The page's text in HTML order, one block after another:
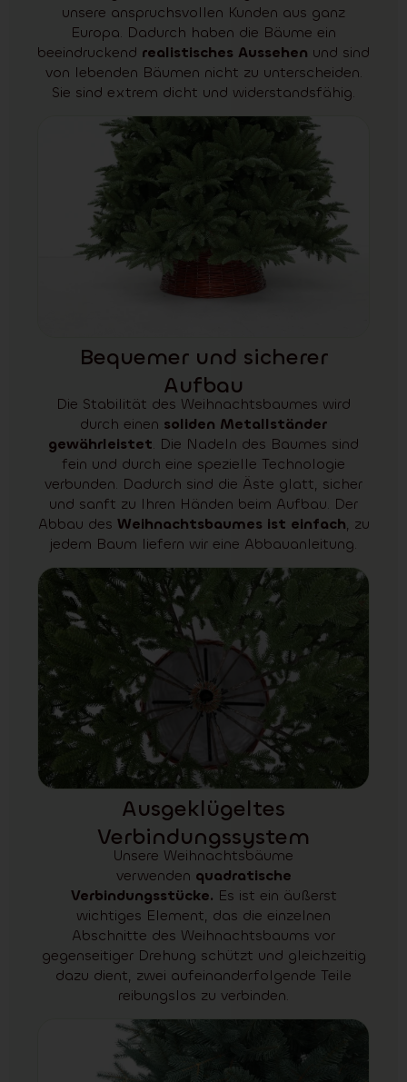
unsere anspruchsvollen Kunden aus ganz
Europa. Dadurch haben die Bäume ein
beeindruckend realistisches Aussehen und sind
von lebenden Bäumen nicht zu unterscheiden.
Sie sind extrem dicht und widerstandsfähig.
Bequemer und sicherer
Aufbau
Die Stabilität des Weihnachtsbaumes wird
durch einen soliden Metallständer
gewährleistet. Die Nadeln des Baumes sind
fein und durch eine spezielle Technologie
verbunden. Dadurch sind die Äste glatt, sicher
und sanft zu Ihren Händen beim Aufbau. Der
Abbau des Weihnachtsbaumes ist einfach, zu
jedem Baum liefern wir eine Abbauanleitung.
Ausgeklügeltes
Verbindungssystem
Unsere Weihnachtsbäume
verwenden quadratische
Verbindungsstücke. Es ist ein äußerst
wichtiges Element, das die einzelnen
Abschnitte des Weihnachtsbaums vor
gegenseitiger Drehung schützt und gleichzeitig
dazu dient, zwei aufeinanderfolgende Teile
reibungslos zu verbinden.